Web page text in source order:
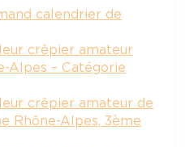
calendrier de
crêpier amateur
Alpes – Catégorie
crêpier amateur de
Rhône-Alpes, 3ème